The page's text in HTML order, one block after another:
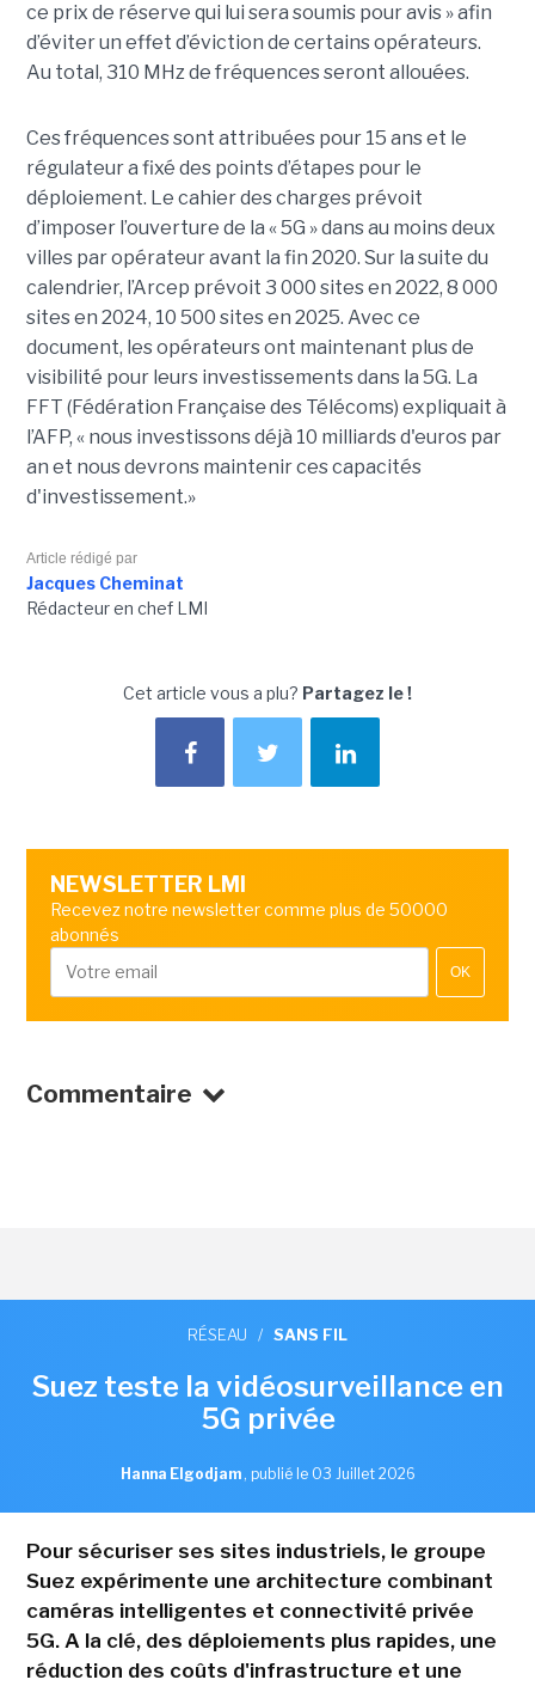
ce prix de réserve qui lui sera soumis pour avis » afin
d’éviter un effet d’éviction de certains opérateurs.
Au total, 310 MHz de fréquences seront allouées.
Ces fréquences sont attribuées pour 15 ans et le
régulateur a fixé des points d’étapes pour le
déploiement. Le cahier des charges prévoit
d’imposer l’ouverture de la « 5G » dans au moins deux
villes par opérateur avant la fin 2020. Sur la suite du
calendrier, l’Arcep prévoit 3 000 sites en 2022, 8 000
sites en 2024, 10 500 sites en 2025. Avec ce
document, les opérateurs ont maintenant plus de
visibilité pour leurs investissements dans la 5G. La
FFT (Fédération Française des Télécoms) expliquait à
l’AFP, « nous investissons déjà 10 milliards d'euros par
an et nous devrons maintenir ces capacités
d'investissement.»
Article rédigé par
Jacques Cheminat
Rédacteur en chef LMI
Cet article vous a plu? Partagez le !
NEWSLETTER LMI
Recevez notre newsletter comme plus de 50000
abonnés
OK
Commentaire
RÉSEAU / SANS FIL
Suez teste la vidéosurveillance en
5G privée
Hanna Elgodjam , publié le 03 Juillet 2026
Pour sécuriser ses sites industriels, le groupe
Suez expérimente une architecture combinant
caméras intelligentes et connectivité privée
5G. A la clé, des déploiements plus rapides, une
réduction des coûts d'infrastructure et une